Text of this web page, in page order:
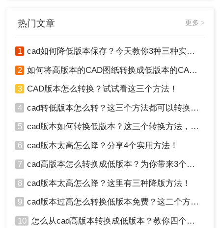
项。
维度，对比三种主流方案，帮助您根据实际场景快速选择。
热门文章 更多 >
1 cad如何降低版本保存？今天教你3种三种实用方法对比！
2 如何将高版本的CAD图纸转换成低版本的CAD图纸？3种实用方法对比！
3 CAD版本怎么转换？试试看这三个方法！
4 cad转低版本怎么转？这三个方法都可以转换版本！
5 cad版本如何转换低版本？这三个转换方法，你一定要学会！
6 cad版本太高怎么降？分享4个实用方法！
7 cad高版本怎么转换成低版本？为你带来3个好用的方法！
8 cad版本太高怎么降？这里有三种降版方法！
9 cad版本过高怎么转换低版本免费？这二个方法了解一下！
10 怎么从cad高版本转换成低版本？教你四个小妙招轻松搞定！